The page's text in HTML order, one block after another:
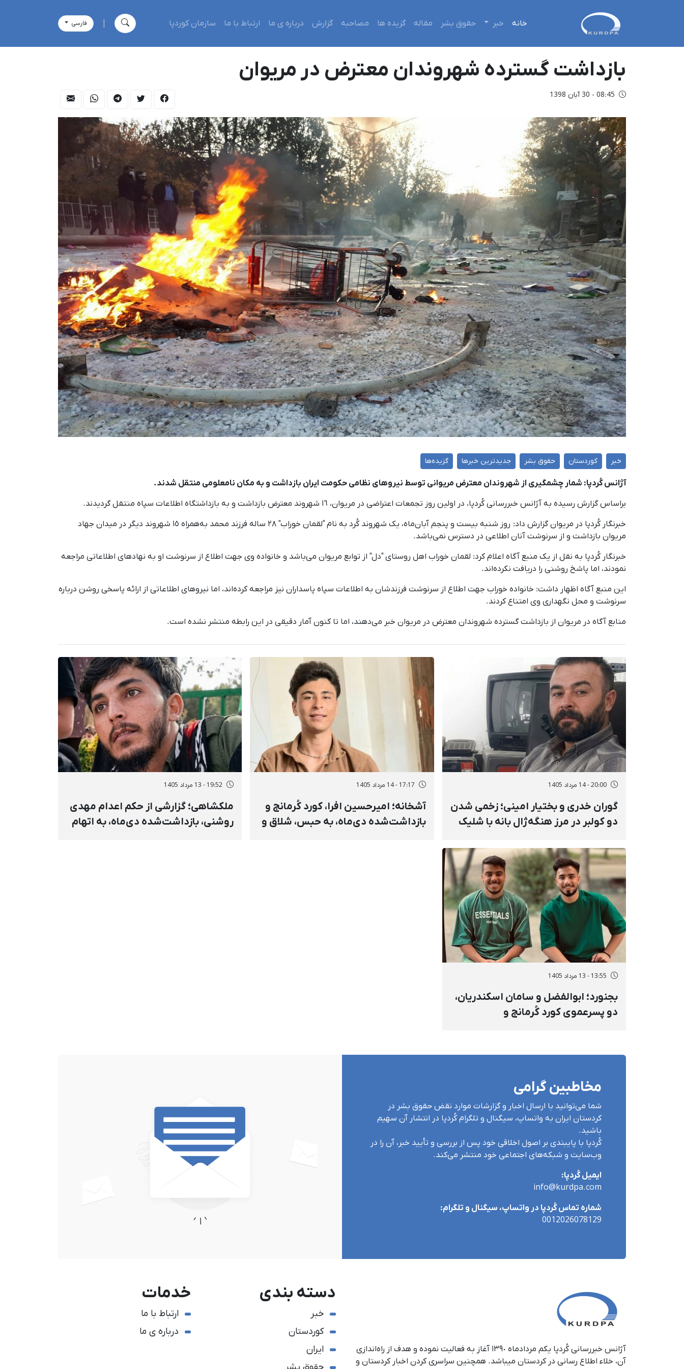
خانه خبر حقوق بشر مقاله گزیده ها مصاحبه گزارش درباره ی ما ارتباط با ما سازمان کوردپا فارسی
بازداشت گسترده شهروندان معترض در مریوان
08:45 - 30 آبان 1398
خبر کوردستان حقوق بشر جدیدترین خبرها گزیده‌ها
آژانس کُردپا: شمار چشمگیری از شهروندان معترض مریوانی توسط نیروهای نظامی حکومت ایران بازداشت و به مکان نامعلومی منتقل شدند.
براساس گزارش رسیده به آژانس خبررسانی کُردپا، در اولین روز تجمعات اعتراضی در مریوان، ١٦ شهروند معترض بازداشت و به بازداشتگاه اطلاعات سپاه منتقل گردیدند.
خبرنگار کُردپا در مریوان گزارش داد: روز شنبه بیست و پنجم آبان‌ماه، یک شهروند کُرد به نام "لقمان خوراب" ٢٨ ساله فرزند محمد به‌همراه ١٥ شهروند دیگر در میدان جهاد
مریوان بازداشت و از سرنوشت آنان اطلاعی در دسترس نمی‌باشد.
خبرنگار کُردپا به نقل از یک منبع آگاه اعلام کرد: لقمان خوراب اهل روستای "دل" از توابع مریوان می‌باشد و خانواده وی جهت اطلاع از سرنوشت او به نهادهای اطلاعاتی مراجعه
نمودند، اما پاشخ روشنی را دریافت نکرده‌اند.
این منبع آگاه اظهار داشت: خانواده خوراب جهت اطلاع از سرنوشت فرزندشان به اطلاعات سپاه پاسداران نیز مراجعه کرده‌اند، اما نیروهای اطلاعاتی از ارائه پاسخی روشن درباره
سرنوشت و محل نگهداری وی امتناع کردند.
منابع آگاه در مریوان از بازداشت گسترده شهروندان معترض در مریوان خبر می‌دهند، اما تا کنون آمار دقیقی در این رابطه منتشر نشده است.
20:00 - 14 مرداد 1405
گوران خدری و بختیار امینی؛ زخمی شدن
دو کولبر در مرز هنگه‌ژال بانه با شلیک
17:17 - 14 مرداد 1405
آشخانه؛ امیرحسین افرا، کورد کُرمانج و
بازداشت‌شده دی‌ماه، به حبس، شلاق و
19:52 - 13 مرداد 1405
ملکشاهی؛ گزارشی از حکم اعدام مهدی
روشنی، بازداشت‌شده دی‌ماه، به اتهام
13:55 - 13 مرداد 1405
بجنورد؛ ابوالفضل و سامان اسکندریان،
دو پسرعموی کورد کُرمانج و
مخاطبین گرامی
شما می‌توانید با ارسال اخبار و گزارشات موارد نقض حقوق بشر در
کردستان ایران بە واتساپ، سیگنال و تلگرام کُردپا در انتشار آن سهیم
باشید.
کُردپا با پایبندی بر اصول اخلاقی خود پس از بررسی و تأیید خبر، آن را در
وب‌سایت و شبکه‌های اجتماعی خود منتشر می‌کند.
ایمیل کُردپا:
info@kurdpa.com
شماره تماس کُردپا در واتساپ، سیگنال و تلگرام:
0012026078129
آژانس خبررسانی کُردپا یکم مردادماه ١٣٩٠ آغاز به فعالیت نموده و هدف از راه‌اندازی
آن، خلاء اطلاع رسانی در کردستان می‎باشد. همچنین سراسری کردن اخبار کردستان و
دسته بندی
خبر
کوردستان
ایران
خدمات
ارتباط با ما
درباره ی ما